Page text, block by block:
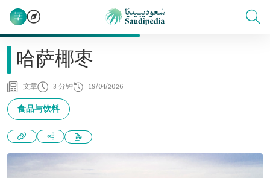
哈萨椰枣
文章 3 分钟 19/04/2026
食品与饮料